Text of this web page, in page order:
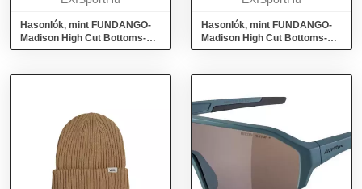
Hasonlók, mint FUNDANGO-
Madison High Cut Bottoms-
235-dirt yellow Sárga XL
Hasonlók, mint FUNDANGO-
Madison High Cut Bottoms-
235-dirt yellow Sárga XS